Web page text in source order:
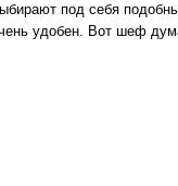
под себя
удобен. Вот шеф